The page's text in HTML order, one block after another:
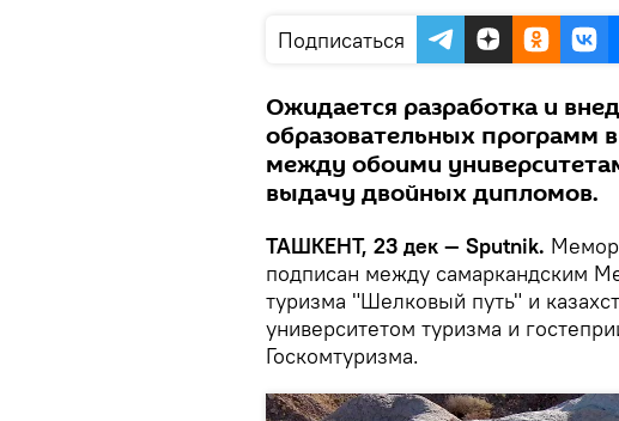
Подписаться
Ожидается разработка и
образовательных программ
между обоими
выдачу двойных дипломов.
ТАШКЕНТ, 23 дек — Sputnik.
подписан между самаркандским
туризма "Шелковый путь" и
университетом туризма и
Госкомтуризма.